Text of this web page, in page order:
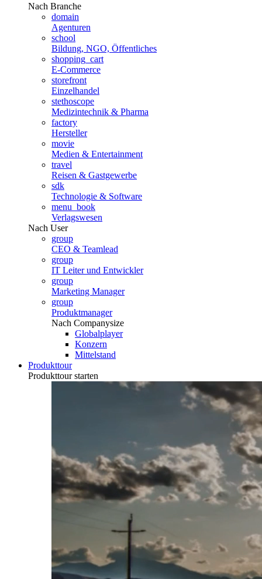
Nach Branche
domain
Agenturen
school
Bildung, NGO, Öffentliches
shopping_cart
E-Commerce
storefront
Einzelhandel
stethoscope
Medizintechnik & Pharma
factory
Hersteller
movie
Medien & Entertainment
travel
Reisen & Gastgewerbe
sdk
Technologie & Software
menu_book
Verlagswesen
Nach User
group
CEO & Teamlead
group
IT Leiter und Entwickler
group
Marketing Manager
group
Produktmanager
Nach Companysize
Globalplayer
Konzern
Mittelstand
Produkttour
Produkttour starten